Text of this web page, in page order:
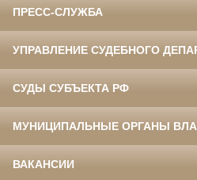
ПРЕСС-СЛУЖБА
УПРАВЛЕНИЕ СУДЕБНОГО
СУДЫ СУБЪЕКТА РФ
МУНИЦИПАЛЬНЫЕ ОРГАНЫ
ВАКАНСИИ